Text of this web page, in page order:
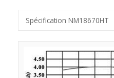
Spécification NM18670HT